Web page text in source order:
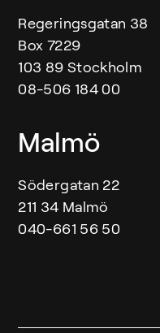
Regeringsgatan 38
Box 7229
103 89 Stockholm
08-506 184 00
Malmö
Södergatan 22
211 34 Malmö
040-661 56 50